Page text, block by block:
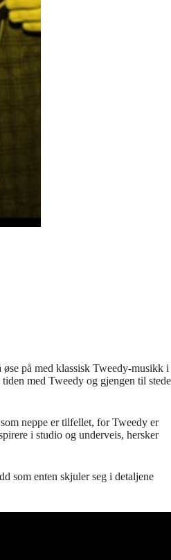
på med klassisk Tweedy-musikk i
med Tweedy og gjengen til stede
neppe er tilfellet, for Tweedy er
i studio og underveis, hersker
som enten skjuler seg i detaljene